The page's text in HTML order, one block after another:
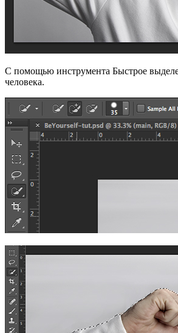
С помощью инструмента Быстрое
человека.